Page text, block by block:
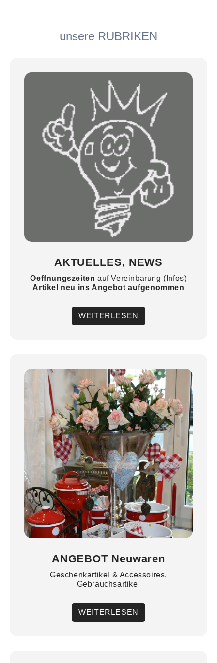
unsere RUBRIKEN
AKTUELLES, NEWS
Oeffnungszeitenauf Vereinbarung (Infos)
Artikel neu ins Angebot aufgenommen
WEITERLESEN
ANGEBOT Neuwaren
Geschenkartikel & Accessoires,
Gebrauchsartikel
WEITERLESEN